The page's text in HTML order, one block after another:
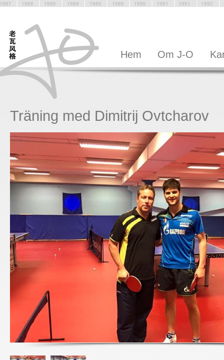
Hem Om J-O
Träning med Dimitrij Ovtcharov